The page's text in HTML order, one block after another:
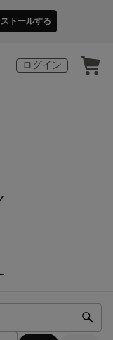
トールする
ログイン